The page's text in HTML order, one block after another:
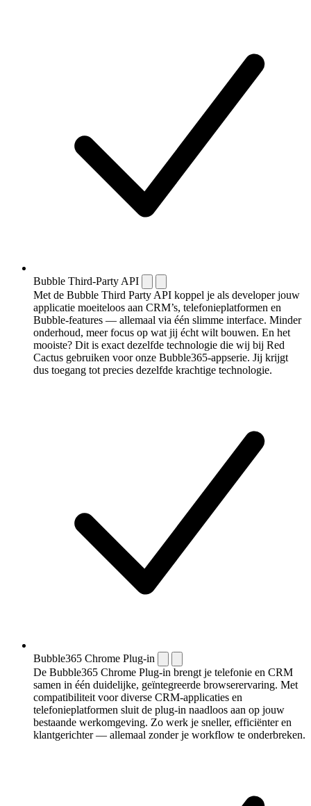
Bubble Third-Party API
Met de Bubble Third Party API koppel je als developer jouw
applicatie moeiteloos aan CRM’s, telefonieplatformen en
Bubble-features — allemaal via één slimme interface. Minder
onderhoud, meer focus op wat jij écht wilt bouwen. En het
mooiste? Dit is exact dezelfde technologie die wij bij Red
Cactus gebruiken voor onze Bubble365-appserie. Jij krijgt
dus toegang tot precies dezelfde krachtige technologie.
Bubble365 Chrome Plug-in
De Bubble365 Chrome Plug-in brengt je telefonie en CRM
samen in één duidelijke, geïntegreerde browserervaring. Met
compatibiliteit voor diverse CRM-applicaties en
telefonieplatformen sluit de plug-in naadloos aan op jouw
bestaande werkomgeving. Zo werk je sneller, efficiënter en
klantgerichter — allemaal zonder je workflow te onderbreken.